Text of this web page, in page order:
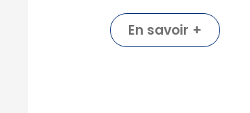
En savoir +